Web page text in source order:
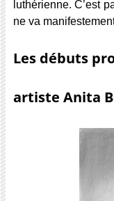
luthérienne. C’est
ne va
Les débuts
artiste Anita